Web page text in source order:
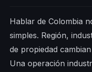
Hablar de Colombia
simples. Región,
de propiedad
Una operación